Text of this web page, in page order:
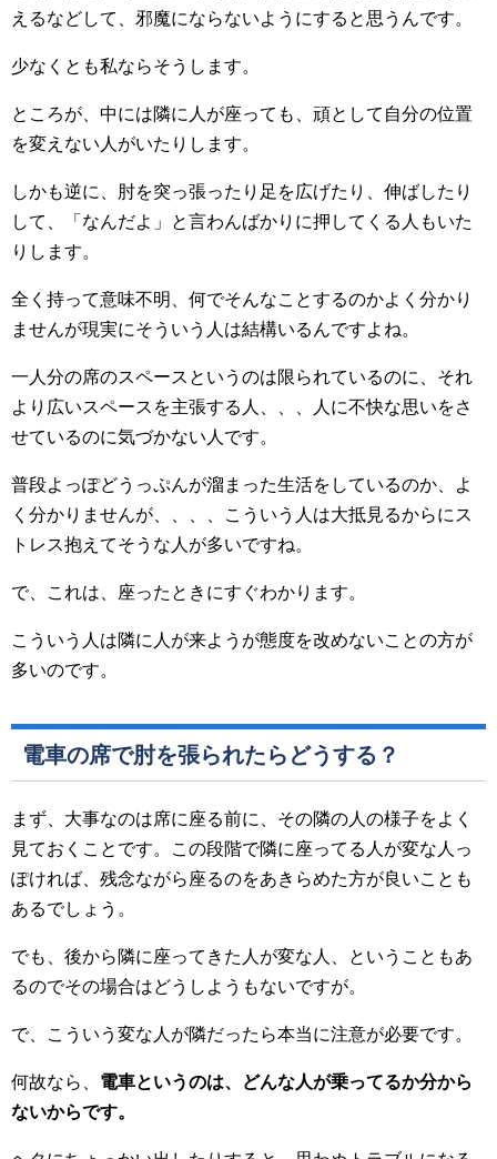
えるなどして、邪魔にならないようにすると思うんです。
少なくとも私ならそうします。
ところが、中には隣に人が座っても、頑として自分の位置
を変えない人がいたりします。
しかも逆に、肘を突っ張ったり足を広げたり、伸ばしたり
して、「なんだよ」と言わんばかりに押してくる人もいた
りします。
全く持って意味不明、何でそんなことするのかよく分かり
ませんが現実にそういう人は結構いるんですよね。
一人分の席のスペースというのは限られているのに、それ
より広いスペースを主張する人、、、人に不快な思いをさ
せているのに気づかない人です。
普段よっぽどうっぷんが溜まった生活をしているのか、よ
く分かりませんが、、、、こういう人は大抵見るからにス
トレス抱えてそうな人が多いですね。
で、これは、座ったときにすぐわかります。
こういう人は隣に人が来ようが態度を改めないことの方が
多いのです。
電車の席で肘を張られたらどうする？
まず、大事なのは席に座る前に、その隣の人の様子をよく
見ておくことです。この段階で隣に座ってる人が変な人っ
ぽければ、残念ながら座るのをあきらめた方が良いことも
あるでしょう。
でも、後から隣に座ってきた人が変な人、ということもあ
るのでその場合はどうしようもないですが。
で、こういう変な人が隣だったら本当に注意が必要です。
何故なら、 電車というのは、どんな人が乗ってるか分から
ないからです。